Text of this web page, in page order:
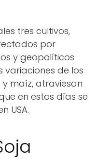
tres cultivos,
por
y geopolíticos
variaciones de los
maíz, atraviesan
en estos días se
USA.